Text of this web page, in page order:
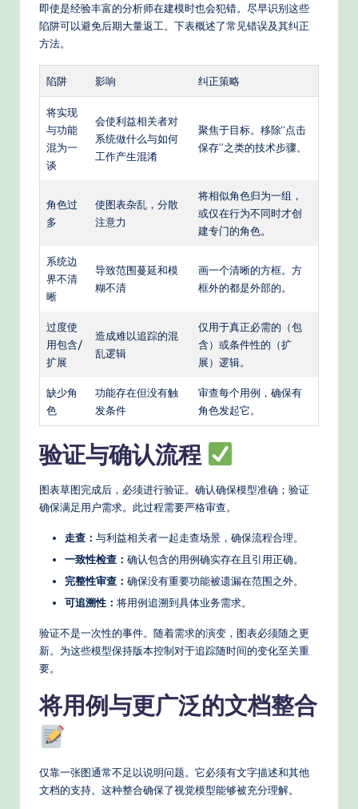
即使是经验丰富的分析师在建模时也会犯错。尽早识别这些
陷阱可以避免后期大量返工。下表概述了常见错误及其纠正
方法。
陷阱 影响 纠正策略
将实现
与功能
混为一
谈
会使利益相关者对
系统做什么与如何
工作产生混淆
聚焦于目标。移除“点击
保存”之类的技术步骤。
角色过
多
使图表杂乱，分散
注意力
将相似角色归为一组，
或仅在行为不同时才创
建专门的角色。
系统边
界不清
晰
导致范围蔓延和模
糊不清
画一个清晰的方框。方
框外的都是外部的。
过度使
用包含/
扩展
造成难以追踪的混
乱逻辑
仅用于真正必需的（包
含）或条件性的（扩
展）逻辑。
缺少角
色
功能存在但没有触
发条件
审查每个用例，确保有
角色发起它。
验证与确认流程
图表草图完成后，必须进行验证。确认确保模型准确；验证
确保满足用户需求。此过程需要严格审查。
走查： 与利益相关者一起走查场景，确保流程合理。
一致性检查： 确认包含的用例确实存在且引用正确。
完整性审查： 确保没有重要功能被遗漏在范围之外。
可追溯性： 将用例追溯到具体业务需求。
验证不是一次性的事件。随着需求的演变，图表必须随之更
新。为这些模型保持版本控制对于追踪随时间的变化至关重
要。
将用例与更广泛的文档整合
仅靠一张图通常不足以说明问题。它必须有文字描述和其他
文档的支持。这种整合确保了视觉模型能够被充分理解。